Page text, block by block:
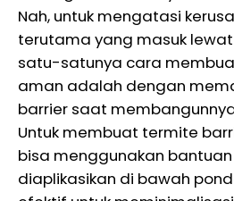
Nah, untuk mengatasi
terutama yang masuk
satu-satunya cara
aman adalah dengan
barrier saat
Untuk membuat termite
bisa menggunakan
diaplikasikan di bawah